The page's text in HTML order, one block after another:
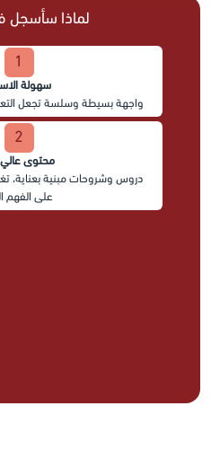
لماذا سأسجل
1
سهولة
واجهة بسيطة وسلسة تجعل
2
محتوى عالي
دروس وشروحات مبنية بعناية،
على الفهم